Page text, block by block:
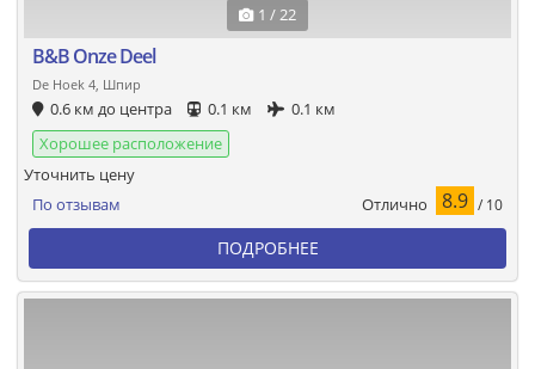
1 / 22
B&B Onze Deel
De Hoek 4, Шпир
0.6 км до центра 0.1 км
0.1 км
Хорошее расположение
По отзывам Отлично 8.9 / 10
Уточнить цену
ПОДРОБНЕЕ